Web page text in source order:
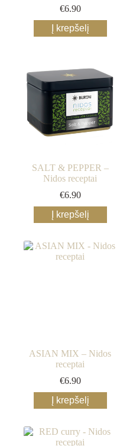
€6.90
Į krepšelį
SALT & PEPPER –
Nidos receptai
€6.90
Į krepšelį
ASIAN MIX – Nidos
receptai
€6.90
Į krepšelį